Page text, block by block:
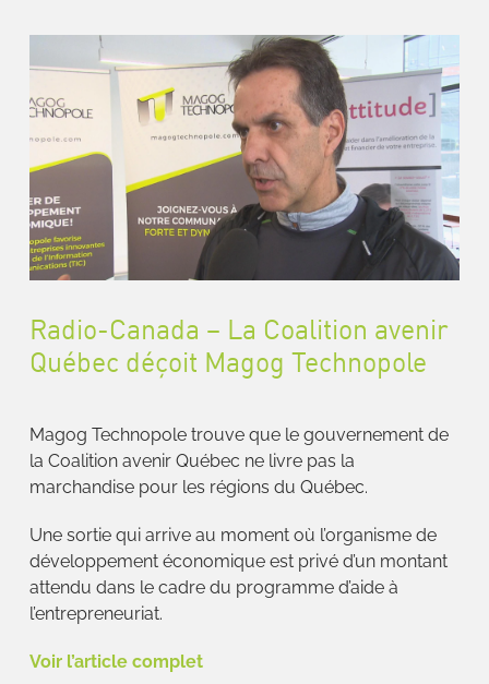
Radio-Canada – La Coalition avenir
Québec déçoit Magog Technopole
Magog Technopole trouve que le gouvernement de
la Coalition avenir Québec ne livre pas la
marchandise pour les régions du Québec.
Une sortie qui arrive au moment où l’organisme de
développement économique est privé d’un montant
attendu dans le cadre du programme d’aide à
l’entrepreneuriat.
Voir l’article complet